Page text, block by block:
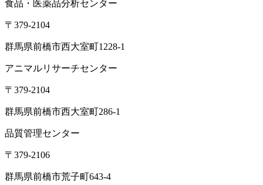
食品・医薬品分析センター
〒379-2104
群馬県前橋市西大室町1228-1
アニマルリサーチセンター
〒379-2104
群馬県前橋市西大室町286-1
品質管理センター
〒379-2106
群馬県前橋市荒子町643-4